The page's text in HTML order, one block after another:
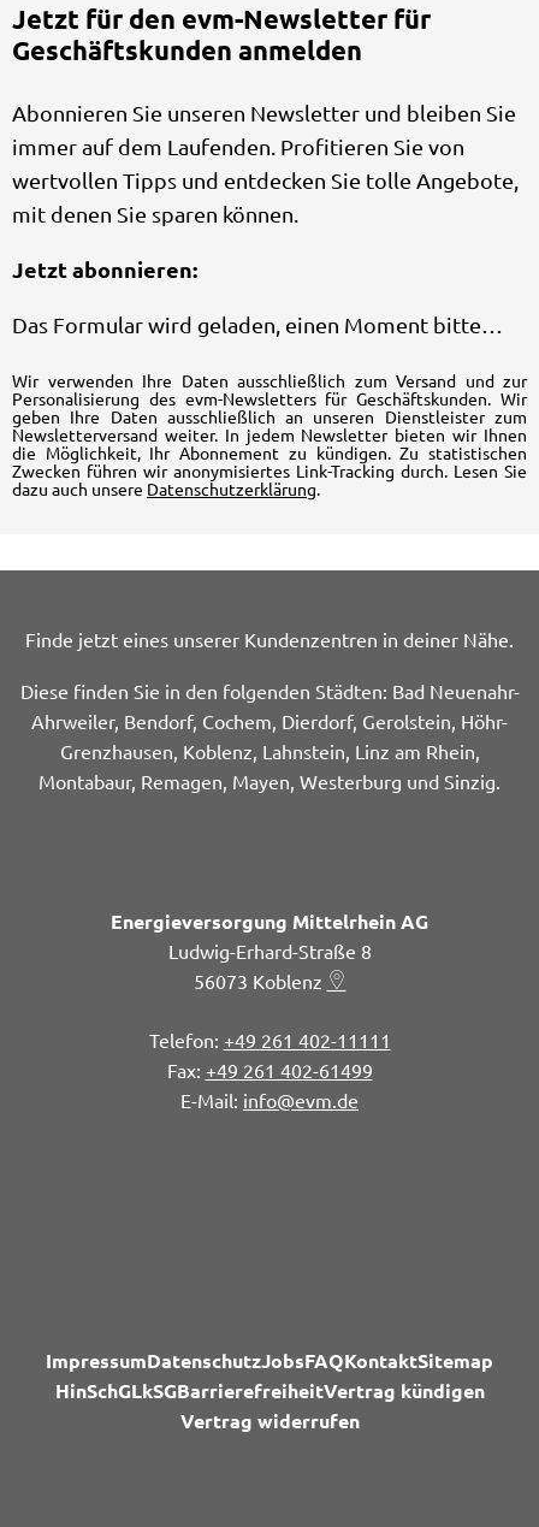
Jetzt für den evm-Newsletter für
Geschäftskunden anmelden
Abonnieren Sie unseren Newsletter und bleiben Sie
immer auf dem Laufenden. Profitieren Sie von
wertvollen Tipps und entdecken Sie tolle Angebote,
mit denen Sie sparen können.
Jetzt abonnieren:
Das Formular wird geladen, einen Moment bitte…
Wir verwenden Ihre Daten ausschließlich zum Versand und zur
Personalisierung des evm-Newsletters für Geschäftskunden. Wir
geben Ihre Daten ausschließlich an unseren Dienstleister zum
Newsletterversand weiter. In jedem Newsletter bieten wir Ihnen
die Möglichkeit, Ihr Abonnement zu kündigen. Zu statistischen
Zwecken führen wir anonymisiertes Link-Tracking durch. Lesen Sie
dazu auch unsere Datenschutzerklärung.
Finde jetzt eines unserer Kundenzentren in deiner Nähe.
Diese finden Sie in den folgenden Städten: Bad Neuenahr-
Ahrweiler, Bendorf, Cochem, Dierdorf, Gerolstein, Höhr-
Grenzhausen, Koblenz, Lahnstein, Linz am Rhein,
Montabaur, Remagen, Mayen, Westerburg und Sinzig.
Energieversorgung Mittelrhein AG
Ludwig-Erhard-Straße 8
56073 Koblenz
+49 261 402-11111
+49 261 402-61499
info@evm.de
ImpressumDatenschutzJobsFAQKontaktSitemap
HinSchGLkSGBarrierefreiheitVertrag kündigen
Vertrag widerrufen